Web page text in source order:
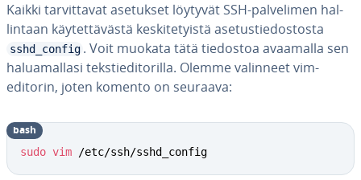
Kaikki tar­vit­ta­vat asetukset löytyvät SSH-pal­ve­li­men hal­
lin­taan käy­tet­tä­väs­tä kes­ki­te­tyis­tä ase­tus­tie­dos­tos­ta
sshd_config . Voit muokata tätä tiedostoa avaamalla sen
ha­lua­mal­la­si teks­tie­di­to­ril­la. Olemme valinneet vim-
editorin, joten komento on seuraava:
sudo vim /etc/ssh/sshd_config
bash